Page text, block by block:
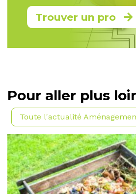
Trouver un pro
Pour aller plus
Toute l'actualité